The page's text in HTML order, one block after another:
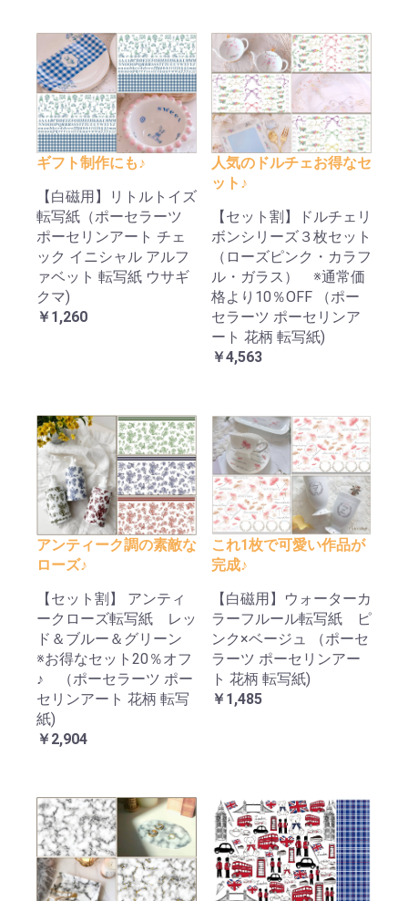
ギフト制作にも♪
【白磁用】リトルトイズ
転写紙（ポーセラーツ
ポーセリンアート チェ
ック イニシャル アルフ
ァベット 転写紙 ウサギ
クマ)
￥1,260
人気のドルチェお得なセ
ット♪
【セット割】ドルチェリ
ボンシリーズ３枚セット
（ローズピンク・カラフ
ル・ガラス） ※通常価
格より10％OFF （ポー
セラーツ ポーセリンア
ート 花柄 転写紙)
￥4,563
アンティーク調の素敵な
ローズ♪
【セット割】 アンティ
ークローズ転写紙 レッ
ド＆ブルー＆グリーン
※お得なセット20％オフ
♪ （ポーセラーツ ポー
セリンアート 花柄 転写
紙)
￥2,904
これ1枚で可愛い作品が
完成♪
【白磁用】ウォーターカ
ラーフルール転写紙 ピ
ンク×ベージュ （ポーセ
ラーツ ポーセリンアー
ト 花柄 転写紙)
￥1,485